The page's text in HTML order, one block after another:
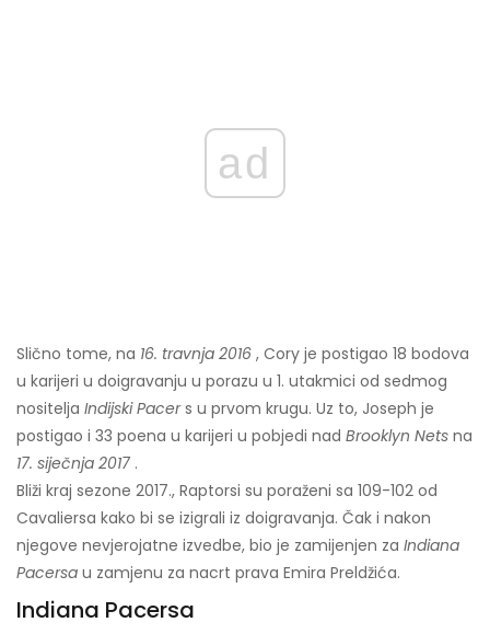
ad
Slično tome, na 16. travnja 2016 , Cory je postigao 18 bodova
u karijeri u doigravanju u porazu u 1. utakmici od sedmog
nositelja Indijski Pacers u prvom krugu. Uz to, Joseph je
postigao i 33 poena u karijeri u pobjedi nad Brooklyn Nets na
17. siječnja 2017 .
Bliži kraj sezone 2017., Raptorsi su poraženi sa 109-102 od
Cavaliersa kako bi se izigrali iz doigravanja. Čak i nakon
njegove nevjerojatne izvedbe, bio je zamijenjen za Indiana
Pacersa u zamjenu za nacrt prava Emira Preldžića.
Indiana Pacersa